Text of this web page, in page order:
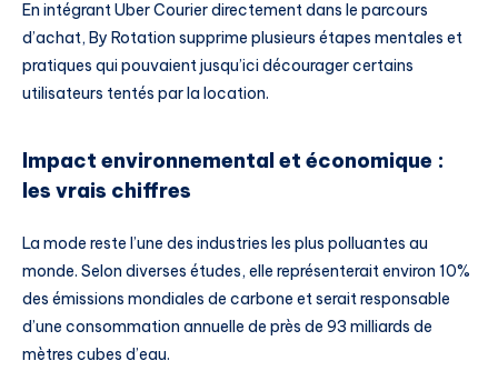
En intégrant Uber Courier directement dans le parcours
d’achat, By Rotation supprime plusieurs étapes mentales et
pratiques qui pouvaient jusqu’ici décourager certains
utilisateurs tentés par la location.
Impact environnemental et économique :
les vrais chiffres
La mode reste l’une des industries les plus polluantes au
monde. Selon diverses études, elle représenterait environ 10%
des émissions mondiales de carbone et serait responsable
d’une consommation annuelle de près de 93 milliards de
mètres cubes d’eau.